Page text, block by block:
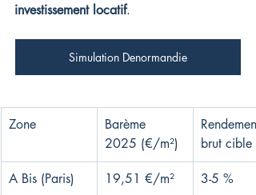
investissement locatif.
Simulation Denormandie
Zone
Barème
2025 (€/m²)
Rendement
brut cible
A Bis (Paris) 19,51 €/m² 3-5 %